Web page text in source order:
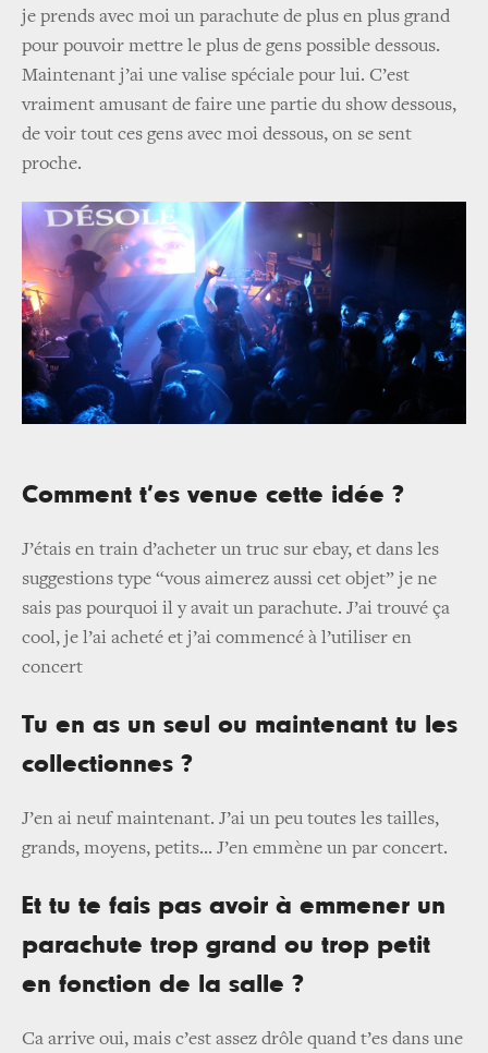
je prends avec moi un parachute de plus en plus grand
pour pouvoir mettre le plus de gens possible dessous.
Maintenant j’ai une valise spéciale pour lui. C’est
vraiment amusant de faire une partie du show dessous,
de voir tout ces gens avec moi dessous, on se sent
proche.
Comment t’es venue cette idée ?
J’étais en train d’acheter un truc sur ebay, et dans les
suggestions type “vous aimerez aussi cet objet” je ne
sais pas pourquoi il y avait un parachute. J’ai trouvé ça
cool, je l’ai acheté et j’ai commencé à l’utiliser en
concert
Tu en as un seul ou maintenant tu les
collectionnes ?
J’en ai neuf maintenant. J’ai un peu toutes les tailles,
grands, moyens, petits... J’en emmène un par concert.
Et tu te fais pas avoir à emmener un
parachute trop grand ou trop petit
en fonction de la salle ?
Ca arrive oui, mais c’est assez drôle quand t’es dans une